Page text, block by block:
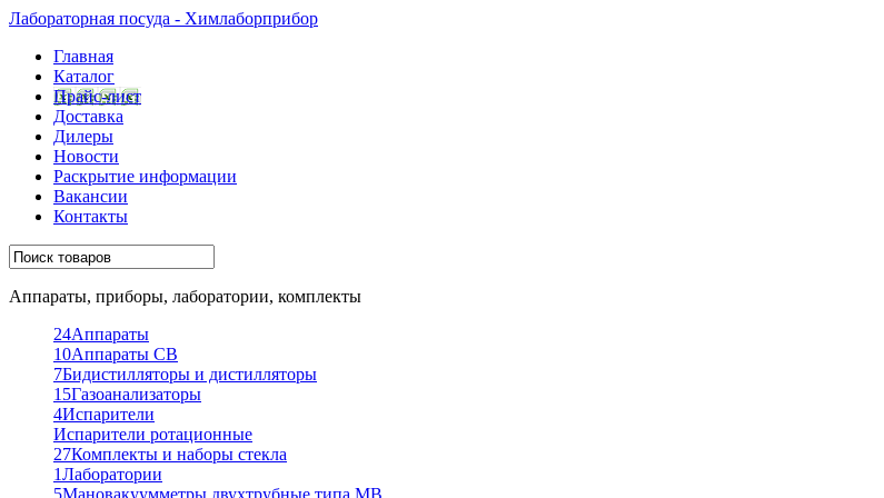
Лабораторная посуда - Химлаборприбор
Главная
Каталог
Прайс-лист
Доставка
Дилеры
Новости
Раскрытие информации
Вакансии
Контакты
Аппараты, приборы, лаборатории, комплекты
24Аппараты
10Аппараты СВ
7Бидистилляторы и дистилляторы
15Газоанализаторы
4Испарители
Испарители ротационные
27Комплекты и наборы стекла
1Лаборатории
5Мановакуумметры двухтрубные типа МВ